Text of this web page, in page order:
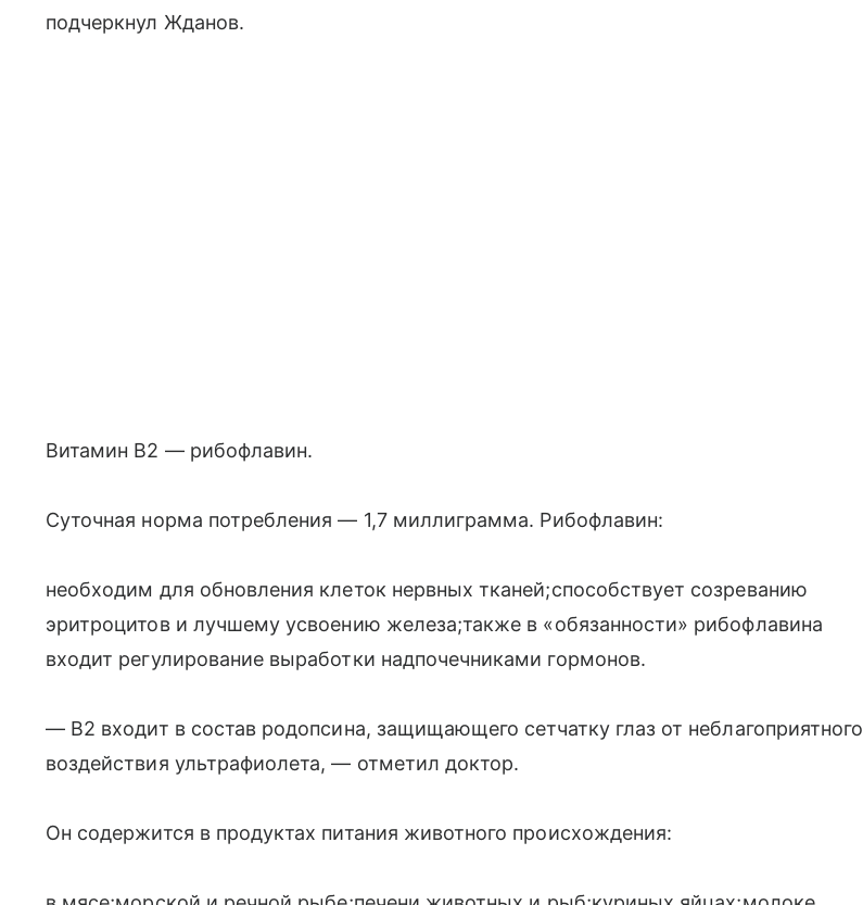
подчеркнул Жданов.
Витамин В2 — рибофлавин.
Суточная норма потребления — 1,7 миллиграмма. Рибофлавин:
необходим для обновления клеток нервных тканей;способствует созреванию
эритроцитов и лучшему усвоению железа;также в «обязанности» рибофлавина
входит регулирование выработки надпочечниками гормонов.
— В2 входит в состав родопсина, защищающего сетчатку глаз от неблагоприятного
воздействия ультрафиолета, — отметил доктор.
Он содержится в продуктах питания животного происхождения: